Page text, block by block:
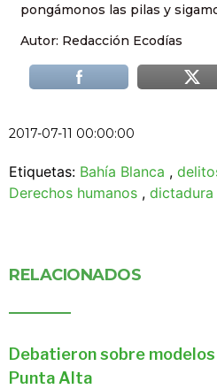
pongámonos las pilas y
Autor: Redacción Ecodías
2017-07-11 00:00:00
Etiquetas: Bahía Blanca ,
Derechos humanos , dictadura
RELACIONADOS
Debatieron sobre
Punta Alta